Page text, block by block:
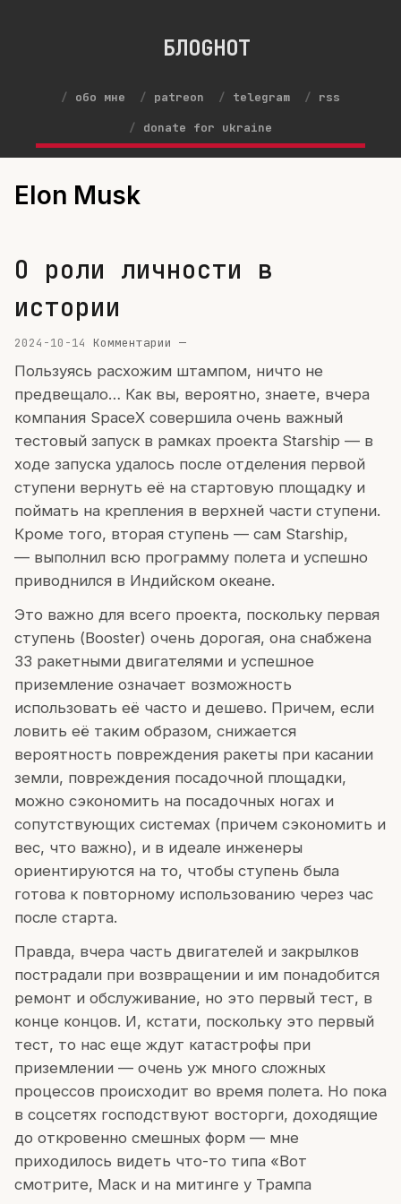
БЛОGНОТ
обо мне patreon telegram
rss
donate for ukraine
Elon Musk
О роли личности в
истории
2024-10-14 Комментарии —
Пользуясь расхожим штампом, ничто не
предвещало… Как вы, вероятно, знаете, вчера
компания SpaceX совершила очень важный
тестовый запуск в рамках проекта Starship — в
ходе запуска удалось после отделения первой
ступени вернуть её на стартовую площадку и
поймать на крепления в верхней части ступени.
Кроме того, вторая ступень — сам Starship,
— выполнил всю программу полета и успешно
приводнился в Индийском океане.
Это важно для всего проекта, поскольку первая
ступень (Booster) очень дорогая, она снабжена
33 ракетными двигателями и успешное
приземление означает возможность
использовать её часто и дешево. Причем, если
ловить её таким образом, снижается
вероятность повреждения ракеты при касании
земли, повреждения посадочной площадки,
можно сэкономить на посадочных ногах и
сопутствующих системах (причем сэкономить и
вес, что важно), и в идеале инженеры
ориентируются на то, чтобы ступень была
готова к повторному использованию через час
после старта.
Правда, вчера часть двигателей и закрылков
пострадали при возвращении и им понадобится
ремонт и обслуживание, но это первый тест, в
конце концов. И, кстати, поскольку это первый
тест, то нас еще ждут катастрофы при
приземлении — очень уж много сложных
процессов происходит во время полета. Но пока
в соцсетях господствуют восторги, доходящие
до откровенно смешных форм — мне
приходилось видеть что-то типа «Вот
смотрите, Маск и на митинге у Трампа